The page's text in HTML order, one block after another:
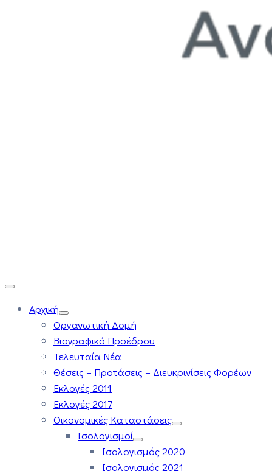
Αρχική
Οργανωτική Δομή
Βιογραφικό Προέδρου
Τελευταία Νέα
Θέσεις – Προτάσεις – Διευκρινίσεις Φορέων
Εκλογές 2011
Εκλογές 2017
Οικονομικές Καταστάσεις
Ισολογισμοί
Ισολογισμός 2020
Ισολογισμός 2021